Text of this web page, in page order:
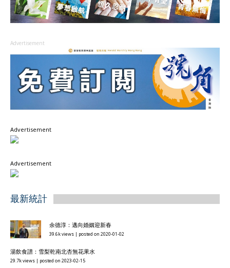
Advertisement
Advertisement
Advertisement
最新統計
余德淳：邁向婚姻迎新春
39.6k views | posted on 2020-01-02
湯飲食譜：雪梨乾南北杏無花果水
29.7k views | posted on 2023-02-15